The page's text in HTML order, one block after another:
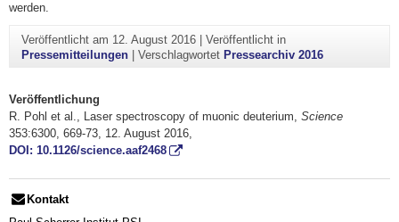
werden.
Veröffentlicht am 12. August 2016| Veröffentlicht in
Pressemitteilungen| Verschlagwortet Pressearchiv 2016
Veröffentlichung
R. Pohl et al., Laser spectroscopy of muonic deuterium, Science
353:6300, 669-73, 12. August 2016,
DOI: 10.1126/science.aaf2468
Kontakt